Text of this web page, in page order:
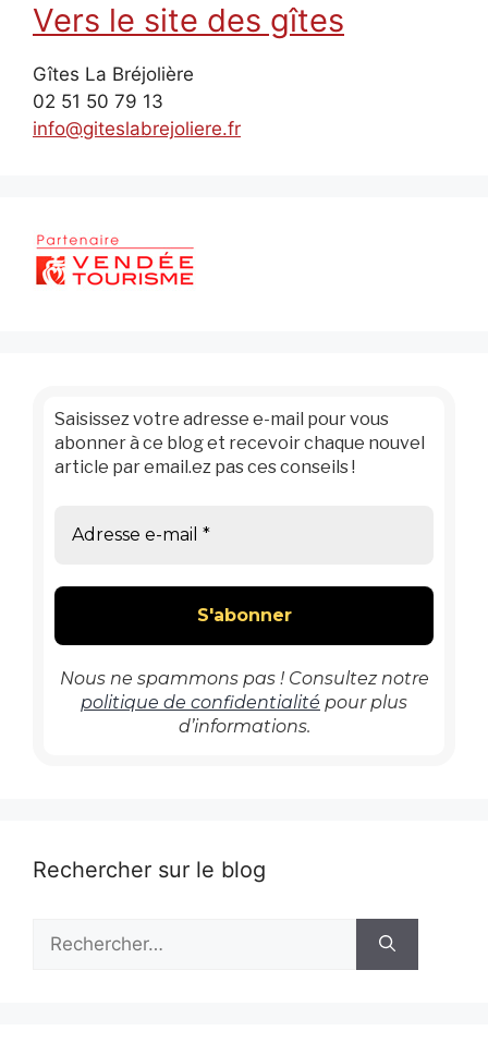
Vers le site des gîtes
Gîtes La Bréjolière
02 51 50 79 13
info@giteslabrejoliere.fr
Saisissez votre adresse e-mail pour vous
abonner à ce blog et recevoir chaque nouvel
article par email.ez pas ces conseils !
Nous ne spammons pas ! Consultez notre
politique de confidentialité pour plus
d’informations.
Rechercher sur le blog
Rechercher :